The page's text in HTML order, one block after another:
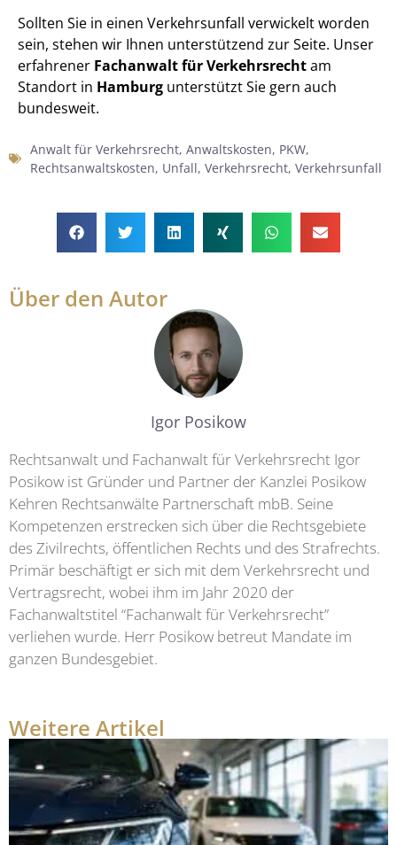
Sollten Sie in einen Verkehrsunfall verwickelt worden
sein, stehen wir Ihnen unterstützend zur Seite. Unser
erfahrener Fachanwalt für Verkehrsrechtam
Standort in Hamburg unterstützt Sie gern auch
bundesweit.
Anwalt für Verkehrsrecht, Anwaltskosten, PKW,
Rechtsanwaltskosten, Unfall, Verkehrsrecht, Verkehrsunfall
Über den Autor
Igor Posikow
Rechtsanwalt und Fachanwalt für Verkehrsrecht Igor
Posikow ist Gründer und Partner der Kanzlei Posikow
Kehren Rechtsanwälte Partnerschaft mbB. Seine
Kompetenzen erstrecken sich über die Rechtsgebiete
des Zivilrechts, öffentlichen Rechts und des Strafrechts.
Primär beschäftigt er sich mit dem Verkehrsrecht und
Vertragsrecht, wobei ihm im Jahr 2020 der
Fachanwaltstitel “Fachanwalt für Verkehrsrecht”
verliehen wurde. Herr Posikow betreut Mandate im
ganzen Bundesgebiet.
Weitere Artikel